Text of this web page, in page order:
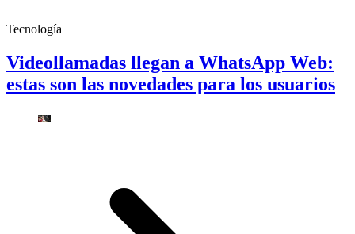
Tecnología
Videollamadas llegan a WhatsApp Web:
estas son las novedades para los usuarios